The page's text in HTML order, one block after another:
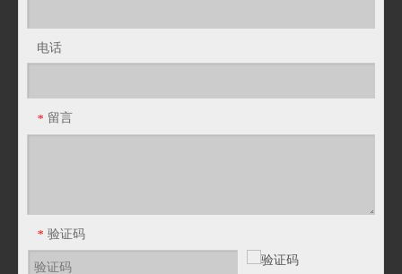
电话
* 留言
* 验证码